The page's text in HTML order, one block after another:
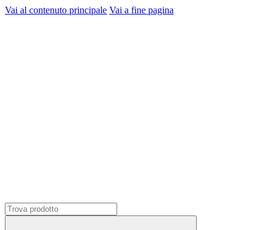
Vai al contenuto principale Vai a fine pagina